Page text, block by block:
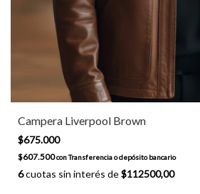
Campera Liverpool Brown
$675.000
$607.500conTransferencia o depósito bancario
6cuotas sin interés de$112500,00